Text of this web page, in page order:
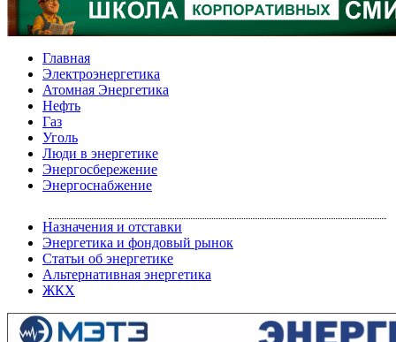
Главная
Электроэнергетика
Атомная Энергетика
Нефть
Газ
Уголь
Люди в энергетике
Энергосбережение
Энергоснабжение
Назначения и отставки
Энергетика и фондовый рынок
Статьи об энергетике
Альтернативная энергетика
ЖКХ